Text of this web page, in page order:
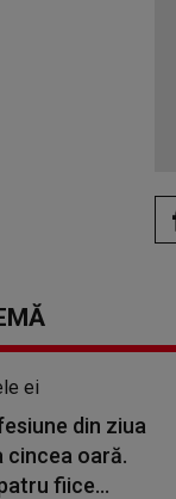
din ziua
cincea oară.
fiice...